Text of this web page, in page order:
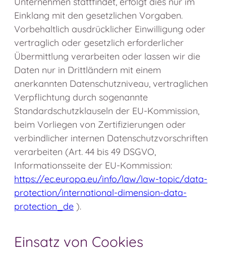
Einklang mit den gesetzlichen Vorgaben.
Vorbehaltlich ausdrücklicher Einwilligung oder
vertraglich oder gesetzlich erforderlicher
Übermittlung verarbeiten oder lassen wir die
Daten nur in Drittländern mit einem
anerkannten Datenschutzniveau, vertraglichen
Verpflichtung durch sogenannte
Standardschutzklauseln der EU-Kommission,
beim Vorliegen von Zertifizierungen oder
verbindlicher internen Datenschutzvorschriften
verarbeiten (Art. 44 bis 49 DSGVO,
Informationsseite der EU-Kommission:
https://ec.europa.eu/info/law/law-topic/data-
protection/international-dimension-data-
protection_de ).
Einsatz von Cookies